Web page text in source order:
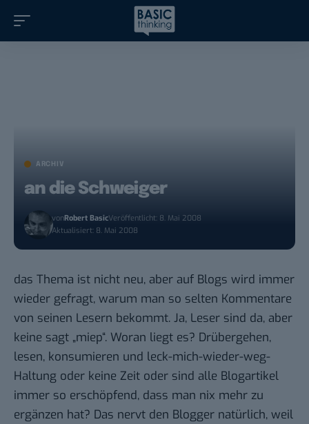
ARCHIV
an die Schweiger
vonRobert BasicVeröffentlicht: 8. Mai 2008
Aktualisiert: 8. Mai 2008
das Thema ist nicht neu, aber auf Blogs wird immer
wieder gefragt, warum man so selten Kommentare
von seinen Lesern bekommt. Ja, Leser sind da, aber
keine sagt „miep“. Woran liegt es? Drübergehen,
lesen, konsumieren und leck-mich-wieder-weg-
Haltung oder keine Zeit oder sind alle Blogartikel
immer so erschöpfend, dass man nix mehr zu
ergänzen hat? Das nervt den Blogger natürlich, weil